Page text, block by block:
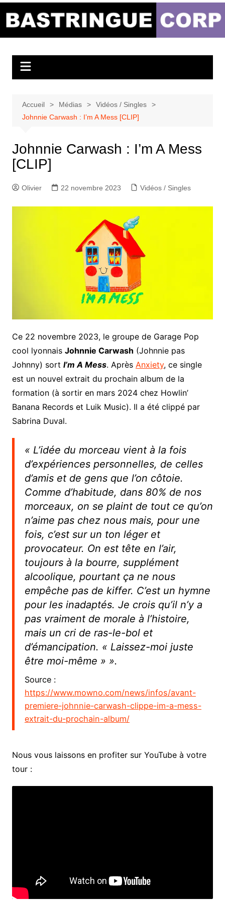
Bastringue Corp –
Musicales
Accueil Médias
Vidéos / Singles
Johnnie Carwash : I’m A Mess [CLIP]
Johnnie Carwash : I’m A Mess
[CLIP]
Olivier 22 novembre 2023 Vidéos / Singles
Ce 22 novembre 2023, le groupe de Garage Pop
cool lyonnais Johnnie Carwash (Johnnie pas
Johnny) sort I’m A Mess. Après Anxiety, ce single
est un nouvel extrait du prochain album de la
formation (à sortir en mars 2024 chez Howlin’
Banana Records et Luik Music). Il a été clippé par
Sabrina Duval.
« L’idée du morceau vient à la fois
d’expériences personnelles, de celles
d’amis et de gens que l’on côtoie.
Comme d’habitude, dans 80% de nos
morceaux, on se plaint de tout ce qu’on
n’aime pas chez nous mais, pour une
fois, c’est sur un ton léger et
provocateur. On est tête en l’air,
toujours à la bourre, supplément
alcoolique, pourtant ça ne nous
empêche pas de kiffer. C’est un hymne
pour les inadaptés. Je crois qu’il n’y a
pas vraiment de morale à l’histoire,
mais un cri de ras-le-bol et
d’émancipation. « Laissez-moi juste
être moi-même » ».
Source :
https://www.mowno.com/news/infos/avant-
premiere-johnnie-carwash-clippe-im-a-mess-
extrait-du-prochain-album/
Nous vous laissons en profiter sur YouTube à votre
tour :